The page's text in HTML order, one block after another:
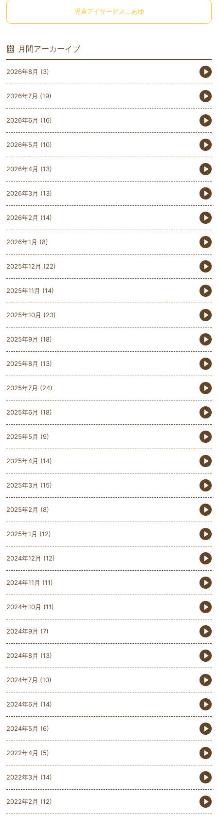
児童デイサービスこあゆ
月間アーカーイブ
2026年8月 (3)
2026年7月 (19)
2026年6月 (16)
2026年5月 (10)
2026年4月 (13)
2026年3月 (13)
2026年2月 (14)
2026年1月 (8)
2025年12月 (22)
2025年11月 (14)
2025年10月 (23)
2025年9月 (18)
2025年8月 (13)
2025年7月 (24)
2025年6月 (18)
2025年5月 (9)
2025年4月 (14)
2025年3月 (15)
2025年2月 (8)
2025年1月 (12)
2024年12月 (12)
2024年11月 (11)
2024年10月 (11)
2024年9月 (7)
2024年8月 (13)
2024年7月 (10)
2024年6月 (14)
2024年5月 (6)
2022年4月 (5)
2022年3月 (14)
2022年2月 (12)